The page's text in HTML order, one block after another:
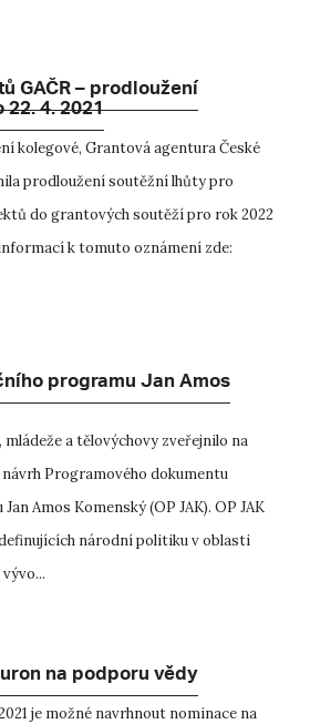
GAČR – prodloužení
4. 2021
kolegové, Grantová agentura České
prodloužení soutěžní lhůty pro
do grantových soutěží pro rok 2022
informací k tomuto oznámení zde:
programu Jan Amos
a tělovýchovy zveřejnilo na
Programového dokumentu
Amos Komenský (OP JAK). OP JAK
národní politiku v oblasti
na podporu vědy
je možné navrhnout nominace na